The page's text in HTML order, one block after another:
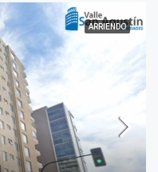
ARRIENDO